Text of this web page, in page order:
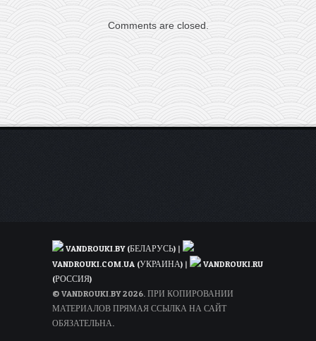
сторону
и
от
36€
туда-
обратно
Comments are closed.
VANDROUKI.BY (БЕЛАРУСЬ) |
VANDROUKI.COM.UA (УКРАИНА) |
VANDROUKI.RU
(РОССИЯ)
© VANDROUKI.BY 2026. ПРИ КОПИРОВАНИИ
МАТЕРИАЛОВ ПРЯМАЯ ССЫЛКА НА САЙТ
ОБЯЗАТЕЛЬНА.